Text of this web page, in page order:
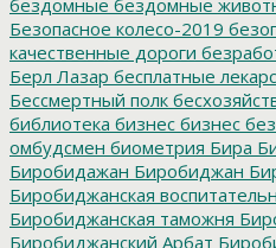
Безопасное колесо-2019
качественные дороги
Берл Лазар бесплатные
Бессмертный полк
библиотека бизнес бизнес
омбудсмен биометрия Бира
Биробидажан Биробиджан
Биробиджанская
Биробиджанская таможня
Биробиджанский Арбат